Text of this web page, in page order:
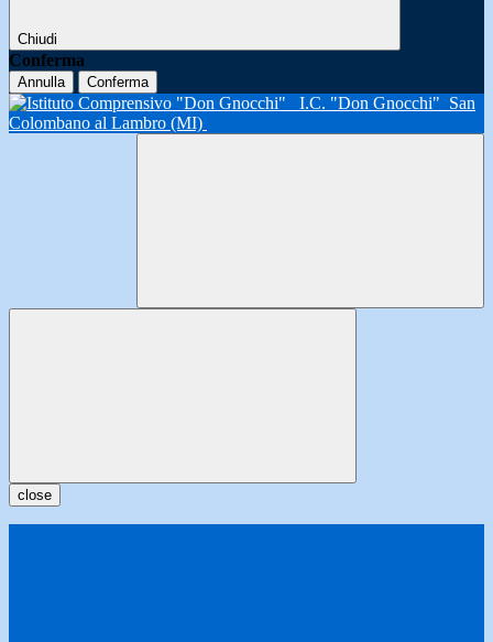
Chiudi
Conferma
Annulla Conferma
I.C. "Don Gnocchi" San
Colombano al Lambro (MI)
close